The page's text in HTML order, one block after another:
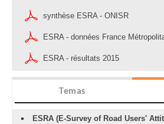
synthèse ESRA - ONISR
ESRA - données France
ESRA - résultats 2015
Temas
ESRA (E-Survey of Road Users'